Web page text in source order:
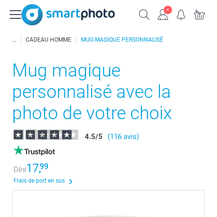
CADEAU HOMME MUG MAGIQUE PERSONNALISÉ
Mug magique
personnalisé avec la
photo de votre choix
4.5/5 (116 avis)
Dès17,99
Frais de port en sus